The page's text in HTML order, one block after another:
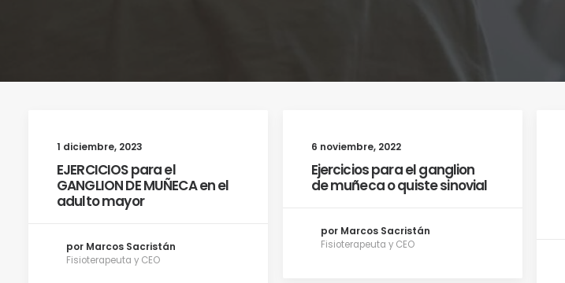
1 diciembre, 2023
EJERCICIOS para el
GANGLION DE MUÑECA en el
adulto mayor
por Marcos Sacristán
Fisioterapeuta y CEO
6 noviembre, 2022
Ejercicios para el ganglion
de muñeca o quiste sinovial
por Marcos Sacristán
Fisioterapeuta y CEO